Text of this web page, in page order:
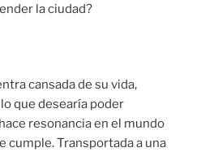
la ciudad?
cansada de su vida,
que desearía poder
resonancia en el mundo
cumple. Transportada a una